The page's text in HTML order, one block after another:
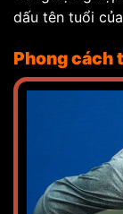
dấu tên tuổi
Phong cách